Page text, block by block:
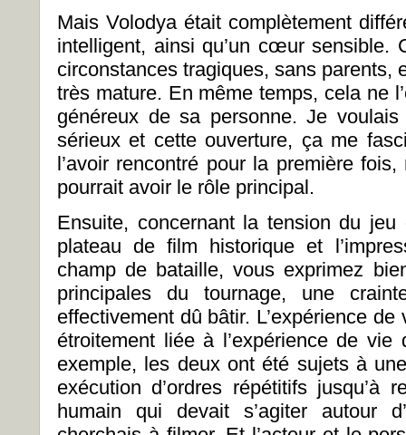
Mais Volodya était complètement
intelligent, ainsi qu’un cœur sensible.
circonstances tragiques, sans parents,
très mature. En même temps, cela ne
généreux de sa personne. Je
sérieux et cette ouverture, ça me
l’avoir rencontré pour la première
pourrait avoir le rôle principal.
Ensuite, concernant la tension du jeu
plateau de film historique et
champ de bataille, vous exprimez
principales du tournage, une
effectivement dû bâtir. L’expérience
étroitement liée à l’expérience de
exemple, les deux ont été sujets à
exécution d’ordres répétitifs jusqu’à
humain qui devait s’agiter autour